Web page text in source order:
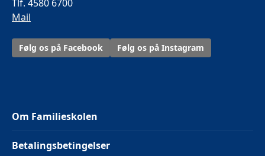
Tlf. 4580 6700
Mail
Følg os på Facebook Følg os på Instagram
Om Familieskolen
Betalingsbetingelser